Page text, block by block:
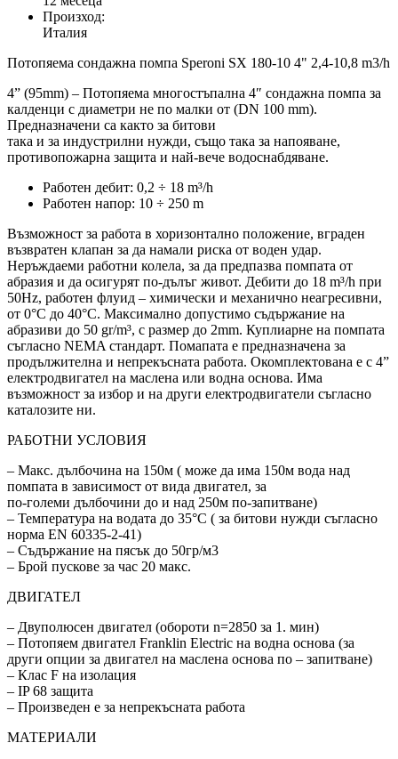
Произход:
Италия
Потопяема сондажна помпа Speroni SX 180-10 4" 2,4-10,8 m3/h
4” (95mm) – Потопяема многостъпална 4″ сондажна помпа за
калденци с диаметри не по малки от (DN 100 mm).
Предназначени са както за битови
така и за индустрилни нужди, също така за напояване,
противопожарна защита и най-вече водоснабдяване.
Работен дебит: 0,2 ÷ 18 m³/h
Работен напор: 10 ÷ 250 m
Възможност за работа в хоризонтално положение, вграден
възвратен клапан за да намали риска от воден удар.
Неръждаеми работни колела, за да предпазва помпата от
абразия и да осигурят по-дълъг живот. Дебити до 18 m³/h при
50Hz, работен флуид – химически и механично неагресивни,
от 0°C до 40°C. Максимално допустимо съдържание на
абразиви до 50 gr/m³, с размер до 2mm. Куплиарне на помпата
съгласно NEMA стандарт. Помапата е предназначена за
продължителна и непрекъсната работа. Окомплектована е с 4”
електродвигател на маслена или водна основа. Има
възможност за избор и на други електродвигатели съгласно
каталозите ни.
РАБОТНИ УСЛОВИЯ
– Макс. дълбочина на 150м ( може да има 150м вода над
помпата в зависимост от вида двигател, за
по-големи дълбочини до и над 250м по-запитване)
– Температура на водата до 35°C ( за битови нужди съгласно
норма EN 60335-2-41)
– Съдържание на пясък до 50гр/м3
– Брой пускове за час 20 макс.
ДВИГАТЕЛ
– Двуполюсен двигател (обороти n=2850 за 1. мин)
– Потопяем двигател Franklin Electric на водна основа (за
други опции за двигател на маслена основа по – запитване)
– Клас F на изолация
– IP 68 защитa
– Произведен е за непрекъсната работа
МАТЕРИАЛИ